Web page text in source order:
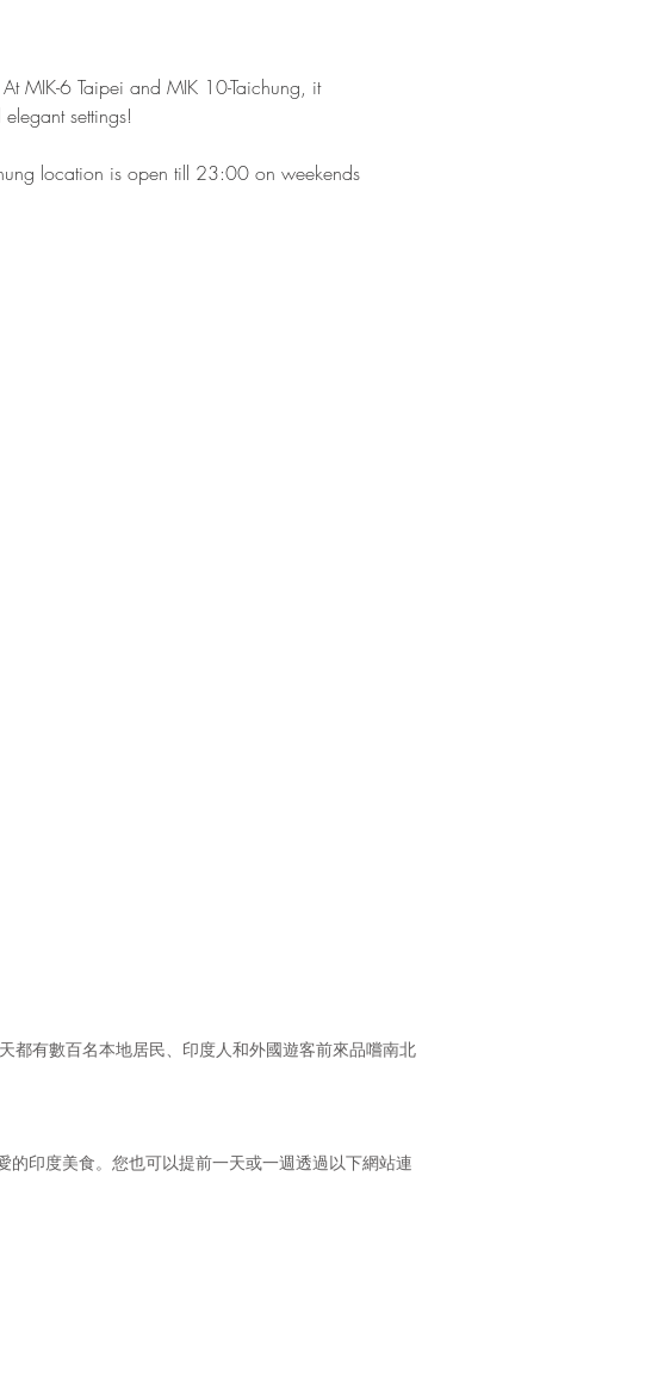
MIK-6 Taipei and MIK 10-Taichung, it
settings!
location is open till 23:00 on weekends
有數百名本地居民、印度人和外國遊客前來品嚐南北
印度美食。您也可以提前一天或一週透過以下網站連